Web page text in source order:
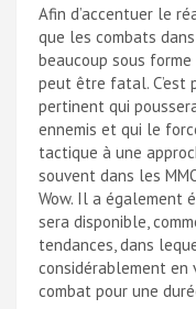
Afin d’accentuer le
que les combats
beaucoup sous
peut être fatal. C’est
pertinent qui
ennemis et qui le
tactique à une
souvent dans les
Wow. Il a également
sera disponible,
tendances, dans
considérablement en
combat pour une